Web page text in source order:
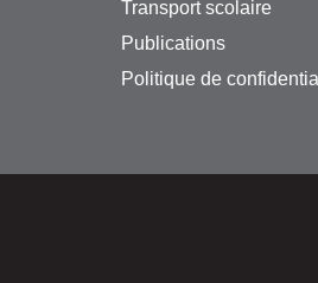
Transport scolaire
Publications
Politique de